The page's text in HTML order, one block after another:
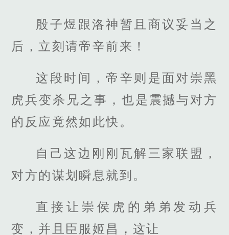
殷子煜跟洛神暂且商议妥当之
后，立刻请帝辛前来！
这段时间，帝辛则是面对崇黑
虎兵变杀兄之事，也是震撼与对方
的反应竟然如此快。
自己这边刚刚瓦解三家联盟，
对方的谋划瞬息就到。
直接让崇侯虎的弟弟发动兵
变，并且臣服姬昌，这让